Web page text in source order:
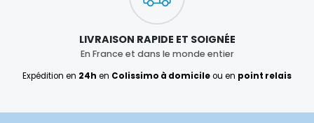
LIVRAISON RAPIDE ET SOIGNÉE
En France et dans le monde entier
Expédition en 24h en Colissimo à domicileou en point relais